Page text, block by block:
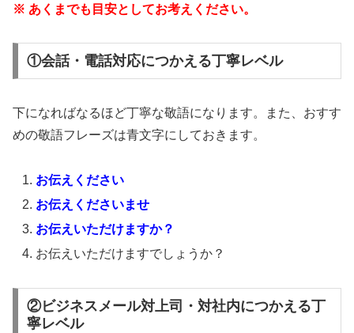
※ あくまでも目安としてお考えください。
①会話・電話対応につかえる丁寧レベル
下になればなるほど丁寧な敬語になります。また、おすす
めの敬語フレーズは青文字にしておきます。
お伝えください
お伝えくださいませ
お伝えいただけますか？
お伝えいただけますでしょうか？
②ビジネスメール対上司・対社内につかえる丁
寧レベル